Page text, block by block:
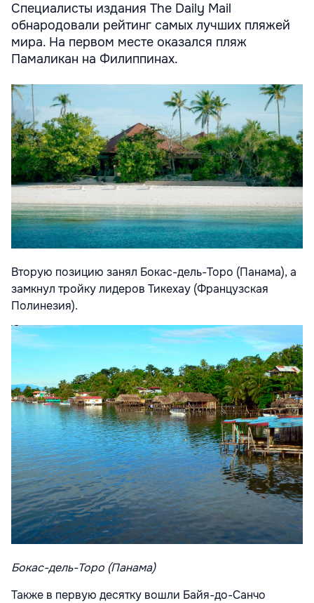
Специалисты издания The Daily Mail
обнародовали рейтинг самых лучших пляжей
мира. На первом месте оказался пляж
Памаликан на Филиппинах.
Вторую позицию занял Бокас-дель-Торо (Панама), а
замкнул тройку лидеров Тикехау (Французская
Полинезия).
Бокас-дель-Торо (Панама)
Также в первую десятку вошли Байя-до-Санчо